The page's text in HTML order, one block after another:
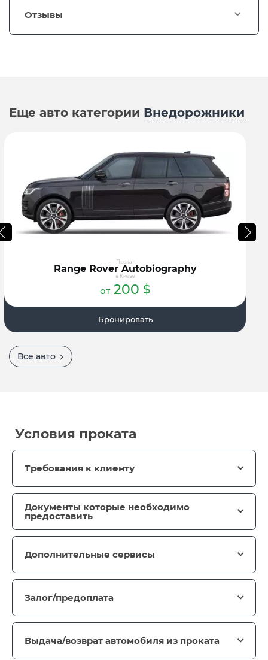
Отзывы
Еще авто категории Внедорожники
Прокат
Range Rover Autobiography
в Киеве
от 200 $
Бронировать
Все авто
Условия проката
Требования к клиенту
Документы которые необходимо
предоставить
Дополнительные сервисы
Залог/предоплата
Выдача/возврат автомобиля из проката